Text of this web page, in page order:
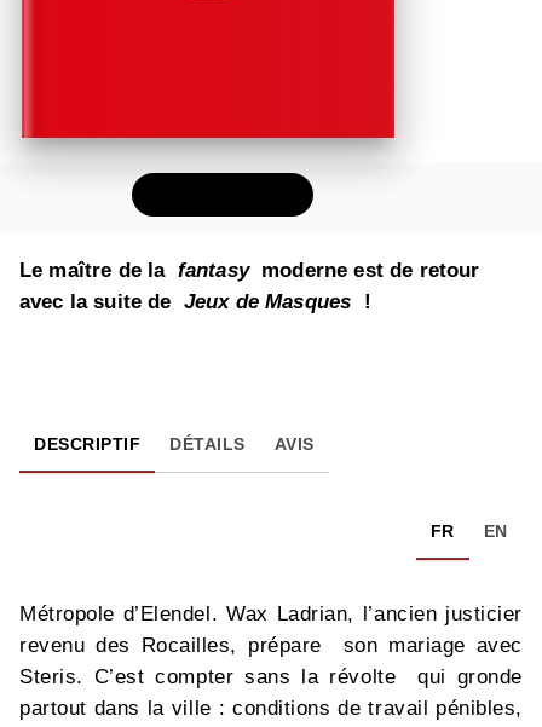
Le maître de la fantasymoderne est de retour
avec la suite de Jeux de Masques !
DESCRIPTIF DÉTAILS AVIS
FR EN
Métropole d’Elendel. Wax Ladrian, l’ancien justicier
revenu des Rocailles, prépare son mariage avec
Steris. C’est compter sans la révolte qui gronde
partout dans la ville : conditions de travail pénibles,